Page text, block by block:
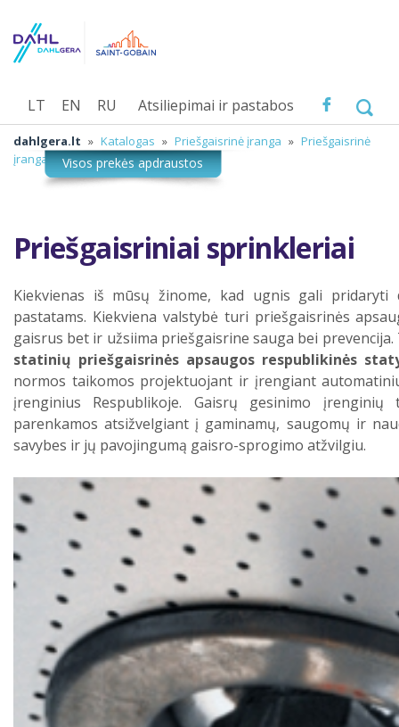
Atsiliepimai ir pastabos
LT EN RU
dahlgera.lt » Katalogas » Priešgaisrinė įranga » Priešgaisrinė
įranga » Priešgaisriniai sprinkleriai
Priešgaisriniai sprinkleriai
Kiekvienas iš mūsų žinome, kad ugnis gali pridaryti
pastatams. Kiekviena valstybė turi priešgaisrinės
gaisrus bet ir užsiima priešgaisrine sauga bei
statinių priešgaisrinės apsaugos respublikinės
normos taikomos projektuojant ir įrengiant
įrenginius Respublikoje. Gaisrų gesinimo įrenginių
parenkamos atsižvelgiant į gaminamų, saugomų ir
savybes ir jų pavojingumą gaisro-sprogimo atžvilgiu.